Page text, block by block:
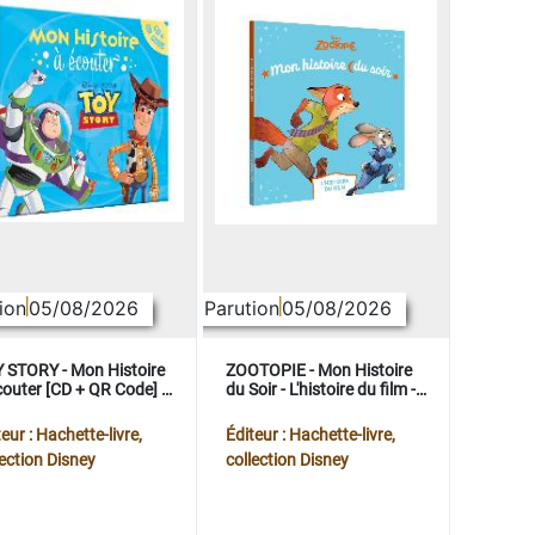
05/08/2026
STORY - Mon Histoire
[CD + QR Code] -
: Hachette-livre,
Disney
Parution05/08/2026
ZOOTOPIE - Mon Histoire
du Soir - L'histoire du film -
Éditeur : Hachette-livre,
collection Disney